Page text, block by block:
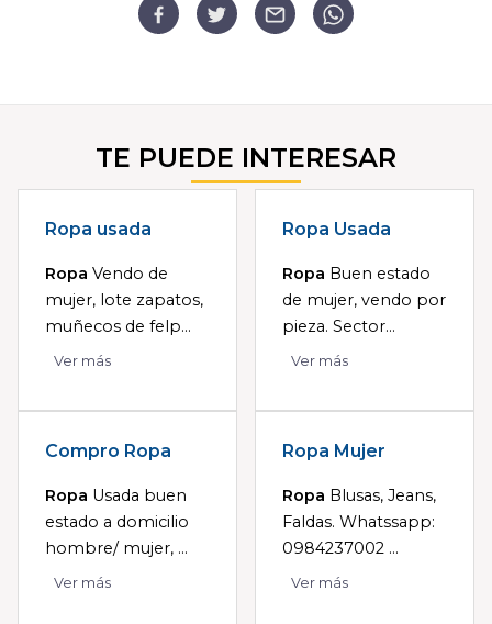
TE PUEDE INTERESAR
Ropa usada
Ropa Vendo de
mujer, lote zapatos,
muñecos de felp...
Ver más
Ropa Usada
Ropa Buen estado
de mujer, vendo por
pieza. Sector...
Ver más
Compro Ropa
Ropa Usada buen
estado a domicilio
hombre/ mujer, ...
Ver más
Ropa Mujer
Ropa Blusas, Jeans,
Faldas. Whatssapp:
0984237002 ...
Ver más